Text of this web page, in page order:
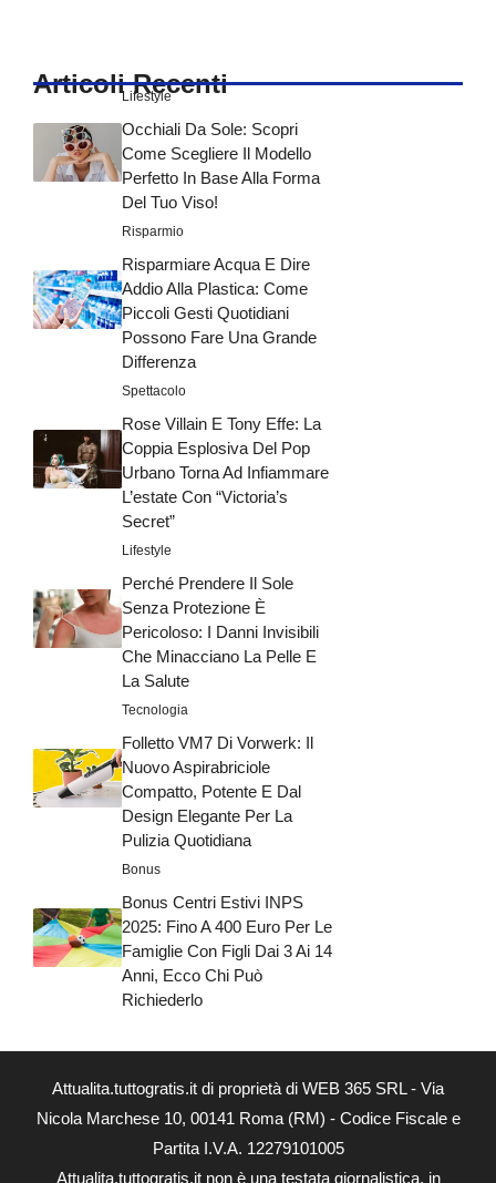
Articoli Recenti
Lifestyle
Occhiali Da Sole: Scopri
Come Scegliere Il Modello
Perfetto In Base Alla Forma
Del Tuo Viso!
Risparmio
Risparmiare Acqua E Dire
Addio Alla Plastica: Come
Piccoli Gesti Quotidiani
Possono Fare Una Grande
Differenza
Spettacolo
Rose Villain E Tony Effe: La
Coppia Esplosiva Del Pop
Urbano Torna Ad Infiammare
L’estate Con “Victoria’s
Secret”
Lifestyle
Perché Prendere Il Sole
Senza Protezione È
Pericoloso: I Danni Invisibili
Che Minacciano La Pelle E
La Salute
Tecnologia
Folletto VM7 Di Vorwerk: Il
Nuovo Aspirabriciole
Compatto, Potente E Dal
Design Elegante Per La
Pulizia Quotidiana
Bonus
Bonus Centri Estivi INPS
2025: Fino A 400 Euro Per Le
Famiglie Con Figli Dai 3 Ai 14
Anni, Ecco Chi Può
Richiederlo
Attualita.tuttogratis.it di proprietà di WEB 365 SRL - Via
Nicola Marchese 10, 00141 Roma (RM) - Codice Fiscale e
Partita I.V.A. 12279101005
Attualita.tuttogratis.it non è una testata giornalistica, in